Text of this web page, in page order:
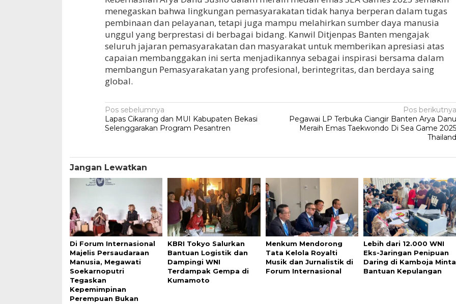
menegaskan bahwa lingkungan pemasyarakatan tidak hanya berperan dalam tugas
pembinaan dan pelayanan, tetapi juga mampu melahirkan sumber daya manusia
unggul yang berprestasi di berbagai bidang. Kanwil Ditjenpas Banten mengajak
seluruh jajaran pemasyarakatan dan masyarakat untuk memberikan apresiasi atas
capaian membanggakan ini serta menjadikannya sebagai inspirasi bersama dalam
membangun Pemasyarakatan yang profesional, berintegritas, dan berdaya saing
global.
Navigasi
pos
Pos sebelumnya
Lapas Cikarang dan MUI Kabupaten Bekasi
Selenggarakan Program Pesantren
Pos berikutnya
Pegawai LP Terbuka Ciangir Banten Arya Danu
Meraih Emas Taekwondo Di Sea Game 2025
Thailand
Jangan Lewatkan
Di Forum Internasional
Majelis Persaudaraan
Manusia, Megawati
Soekarnoputri
Tegaskan
Kepemimpinan
Perempuan Bukan
KBRI Tokyo Salurkan
Bantuan Logistik dan
Dampingi WNI
Terdampak Gempa di
Kumamoto
Menkum Mendorong
Tata Kelola Royalti
Musik dan Jurnalistik di
Forum Internasional
Lebih dari 12.000 WNI
Eks-Jaringan Penipuan
Daring di Kamboja Minta
Bantuan Kepulangan